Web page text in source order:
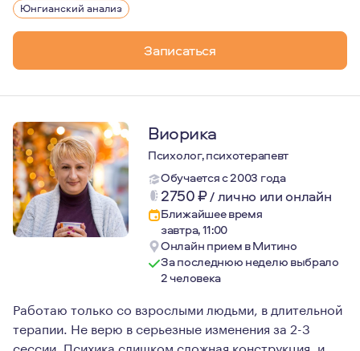
Юнгианский анализ
Записаться
Виорика
Психолог, психотерапевт
Обучается с 2003 года
2750₽/лично или онлайн
Ближайшее время
завтра, 11:00
Онлайн прием в Митино
За последнюю неделю выбрало
2 человека
Работаю только со взрослыми людьми, в длительной
терапии. Не верю в серьезные изменения за 2-3
сессии. Психика слишком сложная конструкция, и